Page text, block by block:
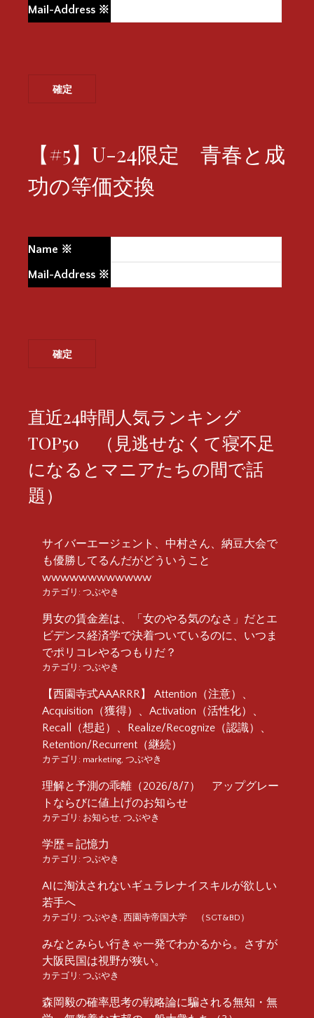
Mail-Address ※
【#5】U-24限定 青春と成
功の等価交換
Name ※
Mail-Address ※
直近24時間人気ランキング
TOP50 （見逃せなくて寝不足
になるとマニアたちの間で話
題）
サイバーエージェント、中村さん、納豆大会で
も優勝してるんだがどういうこと
wwwwwwwwwwww
カテゴリ: つぶやき
男女の賃金差は、「女のやる気のなさ」だとエ
ビデンス経済学で決着ついているのに、いつま
でポリコレやるつもりだ？
カテゴリ: つぶやき
【西園寺式AAARRR】 Attention（注意）、
Acquisition（獲得）、Activation（活性化）、
Recall（想起）、Realize/Recognize（認識）、
Retention/Recurrent（継続）
カテゴリ: marketing, つぶやき
理解と予測の乖離（2026/8/7） アップグレー
トならびに値上げのお知らせ
カテゴリ: お知らせ, つぶやき
学歴＝記憶力
カテゴリ: つぶやき
AIに淘汰されないギュラレナイスキルが欲しい
若手へ
カテゴリ: つぶやき , 西園寺帝国大学 （SGT&BD）
みなとみらい行きゃ一発でわかるから。さすが
大阪民国は視野が狭い。
カテゴリ: つぶやき
森岡毅の確率思考の戦略論に騙される無知・無